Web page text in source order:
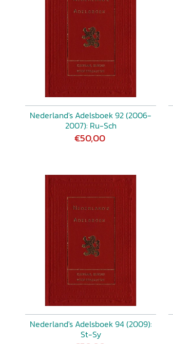
Nederland's Adelsboek 92 (2006-
2007): Ru-Sch
€50,00
Nederland's Adelsboek 94 (2009):
St-Sy